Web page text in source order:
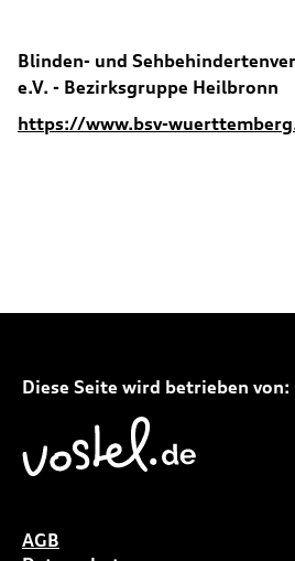
Blinden- und
e.V. - Bezirksgruppe Heilbronn
https://www.bsv-
Diese Seite wird betrieben von:
AGB